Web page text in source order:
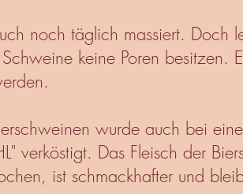
noch täglich massiert. Doch
keine Poren besitzen.
wurde auch bei
verköstigt. Das Fleisch der
ist schmackhafter und